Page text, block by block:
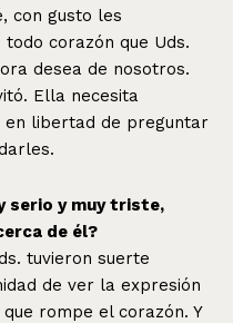
con gusto les
corazón que Uds.
desea de nosotros.
Ella necesita
en libertad de preguntar
serio y muy triste,
de él?
tuvieron suerte
de ver la expresión
rompe el corazón. Y